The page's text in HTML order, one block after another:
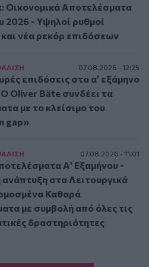
Οικονομικά Αποτελέσματα
2026 - Υψηλοί ρυθμοί
νέα ρεκόρ επιδόσεων
07.08.2026 - 12:25
επιδόσεις στο α’ εξάμηνο
Oliver Bäte συνδέει τα
με το κλείσιμο του
gap»
07.08.2026 - 11:01
Α' Εξαμήνου -
ανάπτυξη στα Λειτουργικά
Καθαρά
με συμβολή από όλες τις
δραστηριότητες